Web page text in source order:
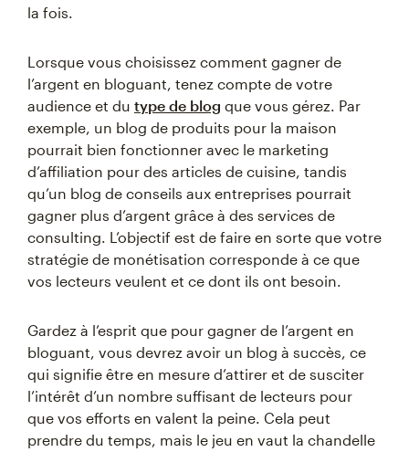
la fois.
Lorsque vous choisissez comment gagner de
l’argent en bloguant, tenez compte de votre
audience et du type de blog que vous gérez. Par
exemple, un blog de produits pour la maison
pourrait bien fonctionner avec le marketing
d’affiliation pour des articles de cuisine, tandis
qu’un blog de conseils aux entreprises pourrait
gagner plus d’argent grâce à des services de
consulting. L’objectif est de faire en sorte que votre
stratégie de monétisation corresponde à ce que
vos lecteurs veulent et ce dont ils ont besoin.
Gardez à l’esprit que pour gagner de l’argent en
bloguant, vous devrez avoir un blog à succès, ce
qui signifie être en mesure d’attirer et de susciter
l’intérêt d’un nombre suffisant de lecteurs pour
que vos efforts en valent la peine. Cela peut
prendre du temps, mais le jeu en vaut la chandelle